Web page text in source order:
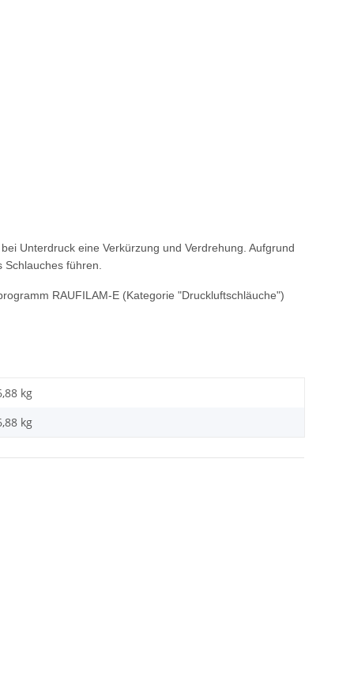
Unterdruck eine Verkürzung und Verdrehung. Aufgrund
Schlauches führen.
RAUFILAM-E (Kategorie "Druckluftschläuche")
kg
kg